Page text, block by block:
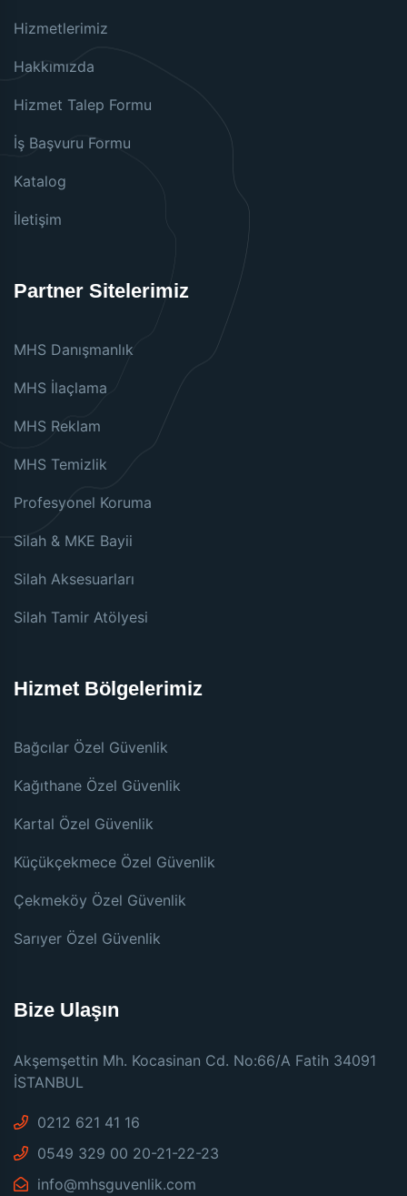
Hizmetlerimiz
Hakkımızda
Hizmet Talep Formu
İş Başvuru Formu
Katalog
İletişim
Partner Sitelerimiz
MHS Danışmanlık
MHS İlaçlama
MHS Reklam
MHS Temizlik
Profesyonel Koruma
Silah & MKE Bayii
Silah Aksesuarları
Silah Tamir Atölyesi
Hizmet Bölgelerimiz
Bağcılar Özel Güvenlik
Kağıthane Özel Güvenlik
Kartal Özel Güvenlik
Küçükçekmece Özel Güvenlik
Çekmeköy Özel Güvenlik
Sarıyer Özel Güvenlik
Bize Ulaşın
Akşemşettin Mh. Kocasinan Cd. No:66/A Fatih 34091
İSTANBUL
0212 621 41 16
0549 329 00 20-21-22-23
info@mhsguvenlik.com